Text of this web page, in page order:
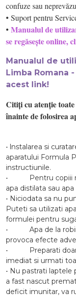
confuze sau
• Suport pentru
• Manualul de
se regăsește online,
Manualul de
Limba Romana
acest link!
Citiți cu atenție
înainte de folosirea
• lnstalarea si
aparatului Formula
instructiunile.
• Pentru copiii
apa distilata sau
• Niciodata sa nu
Puteti sa utilizati
formulei pentru
• Apa de la
provoca efecte
• Preparati doar
imediat si urmati
• Nu pastrati laptele
a fast nascut
deficit imunitar, va